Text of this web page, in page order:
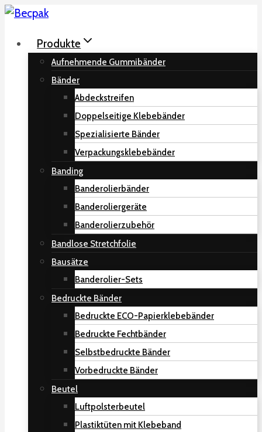
Skip
contentProdukte
Aufnehmende Gummibänder
Bänder
Abdeckstreifen
Doppelseitige Klebebänder
Spezialisierte Bänder
Verpackungsklebebänder
Banding
Banderolierbänder
Banderoliergeräte
Banderolierzubehör
Bandlose Stretchfolie
Bausätze
Banderolier-Sets
Bedruckte Bänder
Bedruckte ECO-Papierklebebänder
Bedruckte Fechtbänder
Selbstbedruckte Bänder
Vorbedruckte Bänder
Beutel
Luftpolsterbeutel
Plastiktüten mit Klebeband